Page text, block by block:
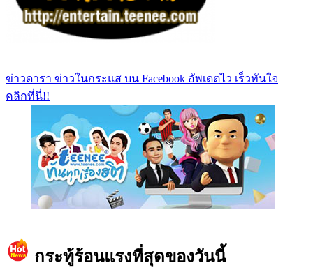
ข่าวดารา ข่าวในกระแส บน Facebook อัพเดตไว เร็วทันใจ
คลิกที่นี่!!
กระทู้ร้อนแรงที่สุดของวันนี้